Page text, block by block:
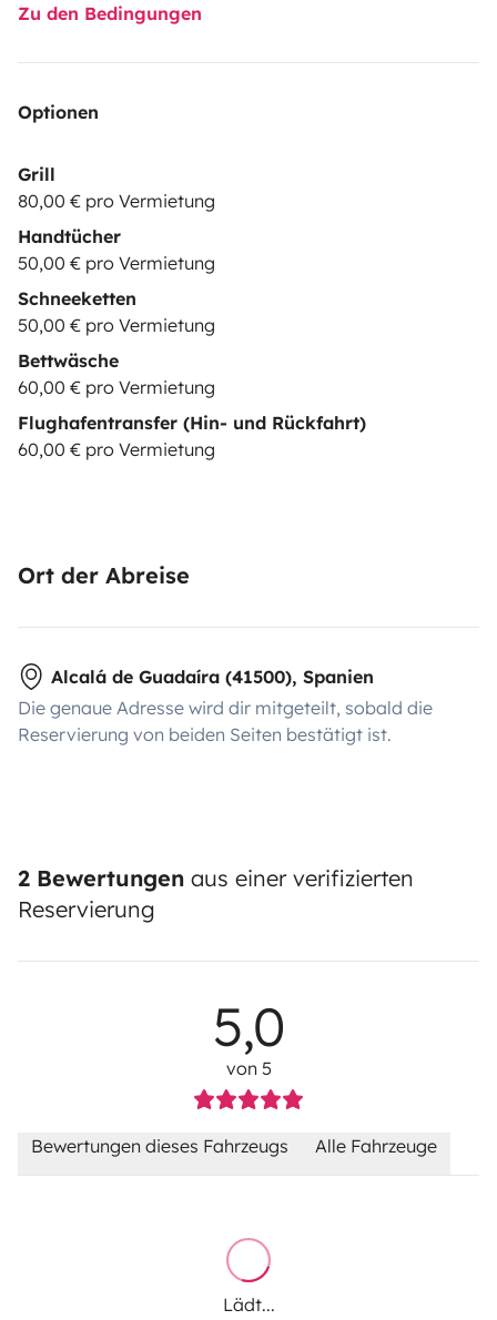
Zu den Bedingungen
Optionen
Grill
80,00 € pro Vermietung
Handtücher
50,00 € pro Vermietung
Schneeketten
50,00 € pro Vermietung
Bettwäsche
60,00 € pro Vermietung
Flughafentransfer (Hin- und Rückfahrt)
60,00 € pro Vermietung
Ort der Abreise
Alcalá de Guadaíra (41500), Spanien
Die genaue Adresse wird dir mitgeteilt, sobald die
Reservierung von beiden Seiten bestätigt ist.
2 Bewertungen aus einer verifizierten
Reservierung
5,0
von 5
Bewertungen dieses Fahrzeugs Alle Fahrzeuge
Lädt...